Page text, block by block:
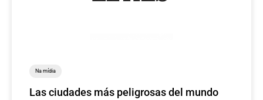
Na mídia
Las ciudades más peligrosas del mundo